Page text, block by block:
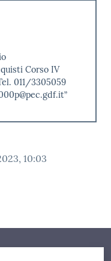
Corso IV
011/3305059
10:03